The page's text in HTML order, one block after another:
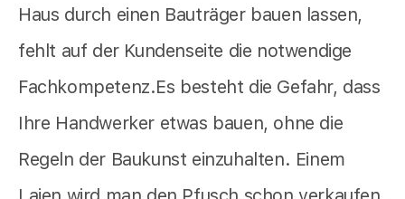
Haus durch einen Bauträger bauen lassen,
fehlt auf der Kundenseite die notwendige
Fachkompetenz.Es besteht die Gefahr, dass
Ihre Handwerker etwas bauen, ohne die
Regeln der Baukunst einzuhalten. Einem